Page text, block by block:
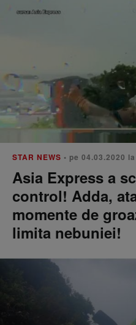
STAR NEWS • pe 04.03.2020
Asia Express a
control! Adda,
momente de
limita nebuniei!